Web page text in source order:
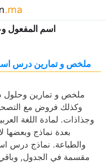
اسم المفعول
ملخص و تمارين درس اسم
ملخص و تمارين وحلول
وجذاذات. لمادة اللغة
بعدة نماذج وبعضها
والطباعة. نماذج درس
مقسمة في الجدول,